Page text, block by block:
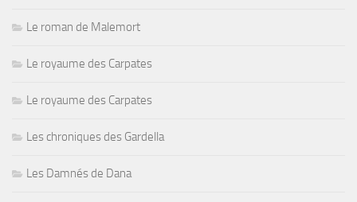
Le roman de Malemort
Le royaume des Carpates
Le royaume des Carpates
Les chroniques des Gardella
Les Damnés de Dana